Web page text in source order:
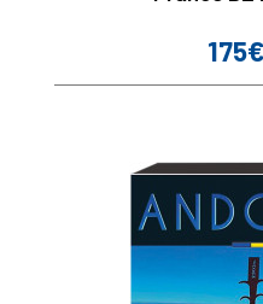
Prix
175€